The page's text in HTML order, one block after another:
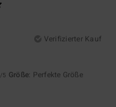
Verifizierter Kauf
/5 Größe: Perfekte Größe